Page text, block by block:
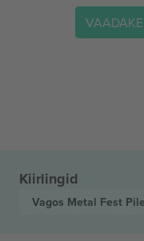
Kiirlingid
Vagos Metal Fest